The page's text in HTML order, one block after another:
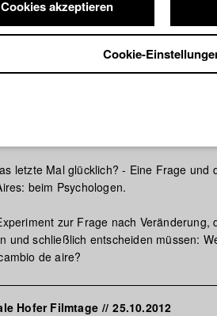
letzte Mal glücklich? - Eine Frage und
beim Psychologen.
zur Frage nach Veränderung,
und schließlich entscheiden müssen:
de aire?
Hofer Filmtage // 25.10.2012
akzeptieren
Cookie-